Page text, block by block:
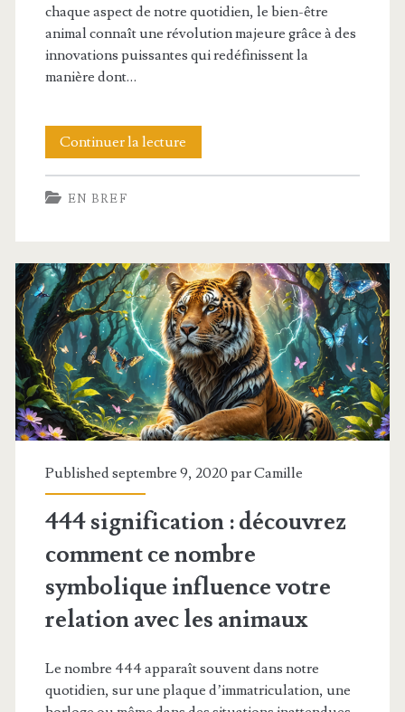
en
2025
chaque aspect de notre quotidien, le bien-être
animal connaît une révolution majeure grâce à des
innovations puissantes qui redéfinissent la
manière dont…
Continuer la lecture
:
cette
innovation
transforme
le
bien-
être
des
en
2025
EN BREF
Published septembre 9, 2020 parCamille
444 signification : découvrez
comment ce nombre
symbolique influence votre
relation avec les animaux
Le nombre 444 apparaît souvent dans notre
quotidien, sur une plaque d’immatriculation, une